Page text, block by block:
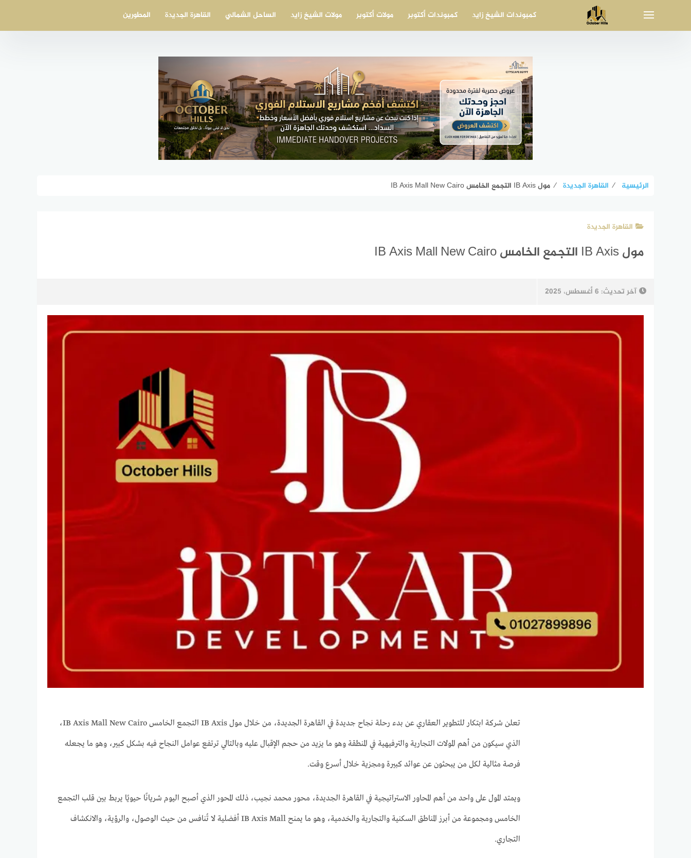
كمبوندات الشيخ زايد كمبوندات أكتوبر مولات أكتوبر مولات الشيخ زايد الساحل الشمالي القاهرة الجديدة المطورين
الرئيسية ⁄ القاهرة الجديدة ⁄ مول IB Axis التجمع الخامس IB Axis Mall New Cairo
القاهرة الجديدة
مول IB Axis التجمع الخامس IB Axis Mall New Cairo
آخر تحديث: 6 أغسطس، 2025
تعلن شركة ابتكار للتطوير العقاري عن بدء رحلة نجاح جديدة في القاهرة الجديدة، من خلال مول IB Axis التجمع الخامس IB Axis Mall New Cairo،
الذي سيكون من أهم المولات التجارية والترفيهية في المنطقة وهو ما يزيد من حجم الإقبال عليه وبالتالي ترتفع عوامل النجاح فيه بشكل كبير، وهو ما يجعله
فرصة مثالية لكل من يبحثون عن عوائد كبيرة ومجزية خلال أسرع وقت.
ويمتد المول على واحد من أهم المحاور الاستراتيجية في القاهرة الجديدة، محور محمد نجيب، ذلك المحور الذي أصبح اليوم شريانًا حيويًا يربط بين قلب التجمع
الخامس ومجموعة من أبرز المناطق السكنية والتجارية والخدمية، وهو ما يمنح IB Axis Mall أفضلية لا تُنافس من حيث الوصول، والرؤية، والانكشاف
التجاري.